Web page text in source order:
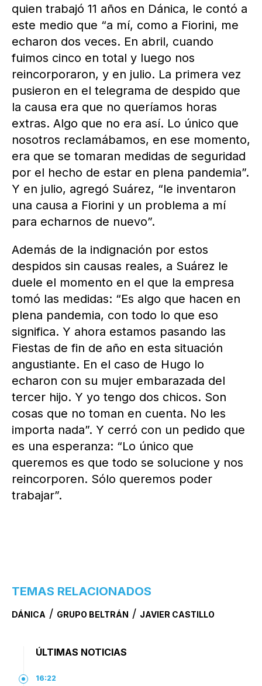
quien trabajó 11 años en Dánica, le contó a
este medio que “a mí, como a Fiorini, me
echaron dos veces. En abril, cuando
fuimos cinco en total y luego nos
reincorporaron, y en julio. La primera vez
pusieron en el telegrama de despido que
la causa era que no queríamos horas
extras. Algo que no era así. Lo único que
nosotros reclamábamos, en ese momento,
era que se tomaran medidas de seguridad
por el hecho de estar en plena pandemia”.
Y en julio, agregó Suárez, “le inventaron
una causa a Fiorini y un problema a mí
para echarnos de nuevo”.
Además de la indignación por estos
despidos sin causas reales, a Suárez le
duele el momento en el que la empresa
tomó las medidas: “Es algo que hacen en
plena pandemia, con todo lo que eso
significa. Y ahora estamos pasando las
Fiestas de fin de año en esta situación
angustiante. En el caso de Hugo lo
echaron con su mujer embarazada del
tercer hijo. Y yo tengo dos chicos. Son
cosas que no toman en cuenta. No les
importa nada”. Y cerró con un pedido que
es una esperanza: “Lo único que
queremos es que todo se solucione y nos
reincorporen. Sólo queremos poder
trabajar”.
TEMAS RELACIONADOS
DÁNICA / GRUPO BELTRÁN / JAVIER CASTILLO
ÚLTIMAS NOTICIAS
16:22